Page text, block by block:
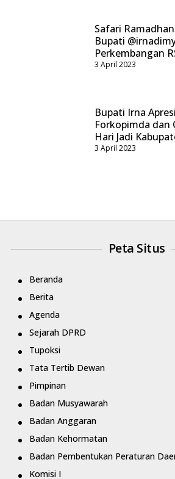
Safari
Bupati
Perkembangan
3 April 2023
Bupati Irna
Forkopimda dan
Hari Jadi
3 April 2023
Peta Situs
Beranda
Berita
Agenda
Sejarah DPRD
Tupoksi
Tata Tertib Dewan
Pimpinan
Badan Musyawarah
Badan Anggaran
Badan Kehormatan
Badan Pembentukan Peraturan
Komisi I